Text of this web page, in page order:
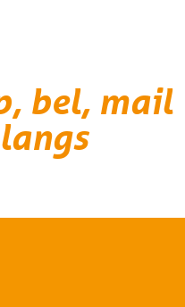
bel, mail